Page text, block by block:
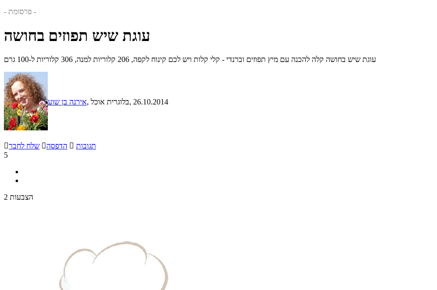
- פרסומת -
עוגת שיש תפוזים בחושה
עוגת שיש בחושה קלה להכנה עם מיץ תפוזים וברנדי - קלי קלות ויש לכם קינוח לקפה, 206 קלוריות למנה, 306 קלוריות ל-100 גרם
אירנה בן שוע , בלוגרית אוכל, 26.10.2014
שלח לחבר הדפסה  תגובות
5
2 הצבעות